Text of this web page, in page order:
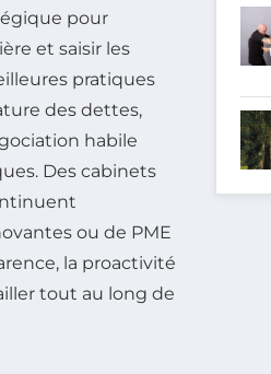
pour
et saisir les
pratiques
des dettes,
habile
Des cabinets
ou de PME
la proactivité
tout au long de